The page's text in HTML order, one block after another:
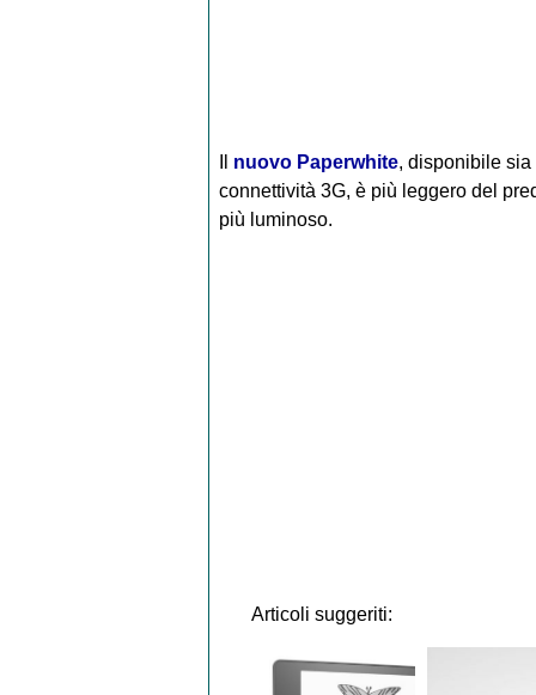
nuovo Paperwhite, disponibile sia
connettività 3G, è più leggero del
più luminoso.
Articoli suggeriti: